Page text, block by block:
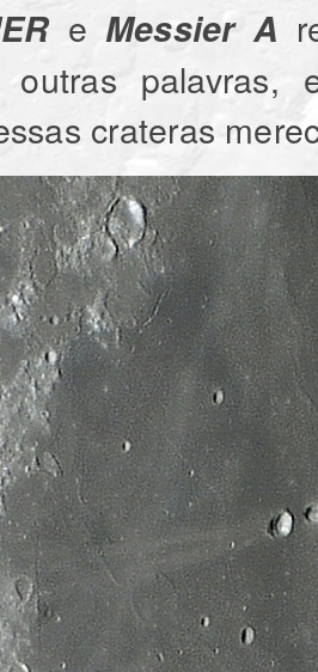
e Messier A
outras
crateras